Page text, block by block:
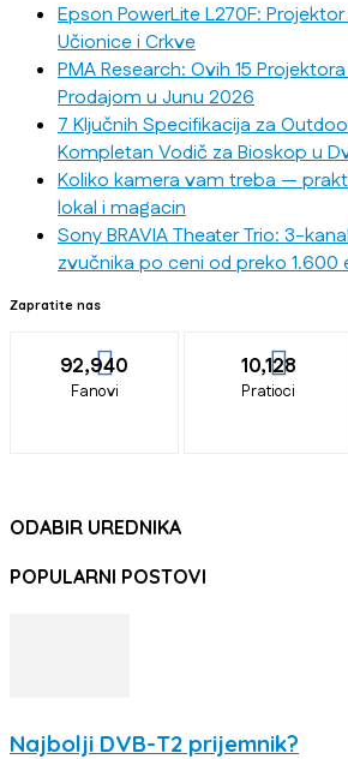
Epson PowerLite L270F:
Učionice i Crkve
PMA Research: Ovih 15
Prodajom u Junu 2026
7 Ključnih Specifikacija za
Kompletan Vodič za Bioskop u
Koliko kamera vam treba —
lokal i magacin
Sony BRAVIA Theater Trio: 3-
zvučnika po ceni od preko 1.600
Zapratite nas
92,940
Fanovi
10,128
Pratioci
ODABIR UREDNIKA
POPULARNI POSTOVI
Najbolji DVB-T2 prijemnik?